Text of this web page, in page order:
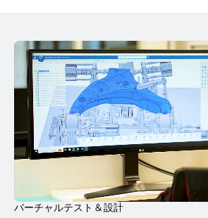
バーチャルテスト & 設計